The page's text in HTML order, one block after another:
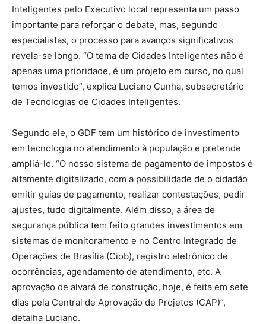
Inteligentes pelo Executivo local representa um passo
importante para reforçar o debate, mas, segundo
especialistas, o processo para avanços significativos
revela-se longo. “O tema de Cidades Inteligentes não é
apenas uma prioridade, é um projeto em curso, no qual
temos investido”, explica Luciano Cunha, subsecretário
de Tecnologias de Cidades Inteligentes.
Segundo ele, o GDF tem um histórico de investimento
em tecnologia no atendimento à população e pretende
ampliá-lo. “O nosso sistema de pagamento de impostos é
altamente digitalizado, com a possibilidade de o cidadão
emitir guias de pagamento, realizar contestações, pedir
ajustes, tudo digitalmente. Além disso, a área de
segurança pública tem feito grandes investimentos em
sistemas de monitoramento e no Centro Integrado de
Operações de Brasília (Ciob), registro eletrônico de
ocorrências, agendamento de atendimento, etc. A
aprovação de alvará de construção, hoje, é feita em sete
dias pela Central de Aprovação de Projetos (CAP)”,
detalha Luciano.